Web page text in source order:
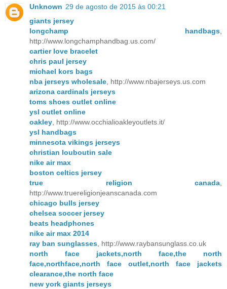
Unknown 29 de agosto de 2015 às 00:21
giants jersey
longchamp handbags,
http://www.longchamphandbag.us.com/
cartier love bracelet
chris paul jersey
michael kors bags
nba jerseys wholesale, http://www.nbajerseys.us.com
arizona cardinals jerseys
toms shoes outlet online
ysl outlet online
oakley, http://www.occhialioakleyoutlets.it/
ysl handbags
minnesota vikings jerseys
christian louboutin sale
nike air max
boston celtics jersey
true religion canada,
http://www.truereligionjeanscanada.com
chicago bulls jersey
chelsea soccer jersey
beats headphones
nike air max 2014
ray ban sunglasses, http://www.raybansunglass.co.uk
north face jackets,north face,the north
face,northface,north face outlet,north face jackets
clearance,the north face
new york giants jerseys